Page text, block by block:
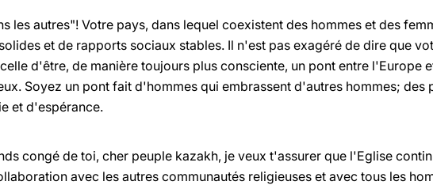
les autres"! Votre pays, dans lequel coexistent des hommes et des
et de rapports sociaux stables. Il n'est pas exagéré de dire que
d'être, de manière toujours plus consciente, un pont entre l'Europe
Soyez un pont fait d'hommes qui embrassent d'autres hommes; des
et d'espérance.
congé de toi, cher peuple kazakh, je veux t'assurer que l'Eglise
avec les autres communautés religieuses et avec tous les